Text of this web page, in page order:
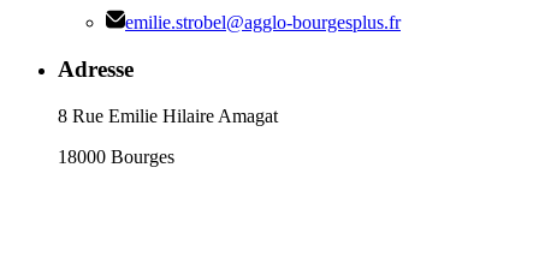
emilie.strobel@agglo-bourgesplus.fr
Adresse
8 Rue Emilie Hilaire Amagat
18000 Bourges